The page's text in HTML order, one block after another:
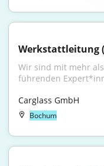
Werkstattleitung
Wir sind mit mehr
führenden
Carglass GmbH
Bochum